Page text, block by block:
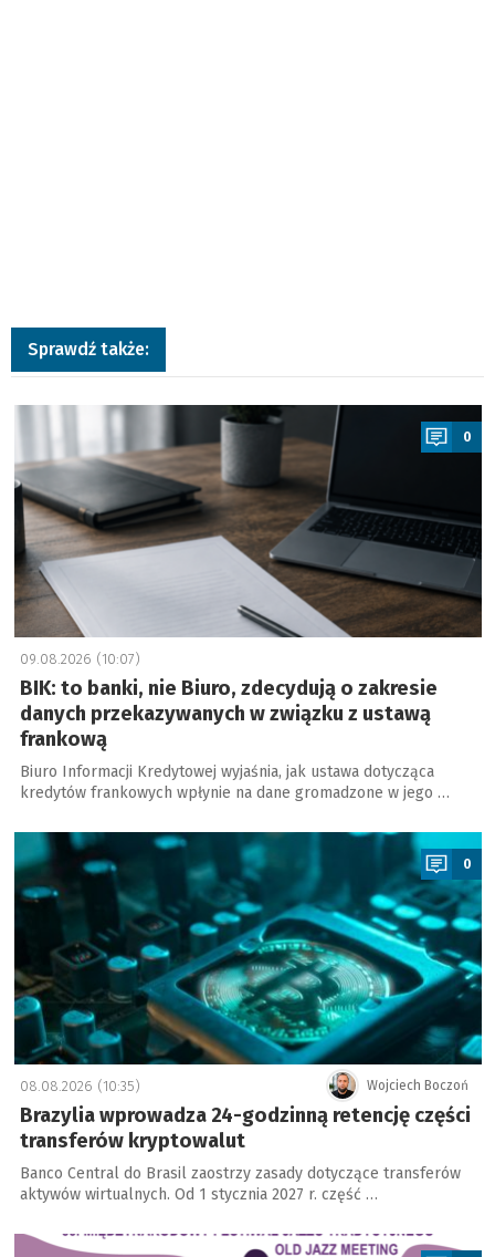
Sprawdź także:
a
0
09.08.2026 (10:07)
BIK: to banki, nie Biuro, zdecydują o zakresie
danych przekazywanych w związku z ustawą
frankową
Biuro Informacji Kredytowej wyjaśnia, jak ustawa dotycząca
kredytów frankowych wpłynie na dane gromadzone w jego …
a
0
Wojciech Boczoń
08.08.2026 (10:35)
Brazylia wprowadza 24-godzinną retencję części
transferów kryptowalut
Banco Central do Brasil zaostrzy zasady dotyczące transferów
aktywów wirtualnych. Od 1 stycznia 2027 r. część …
a